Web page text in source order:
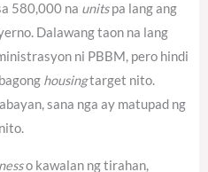
580,000 na unitspa lang ang
Dalawang taon na lang
ni PBBM, pero hindi
housingtarget nito.
sana nga ay matupad ng
o kawalan ng tirahan,